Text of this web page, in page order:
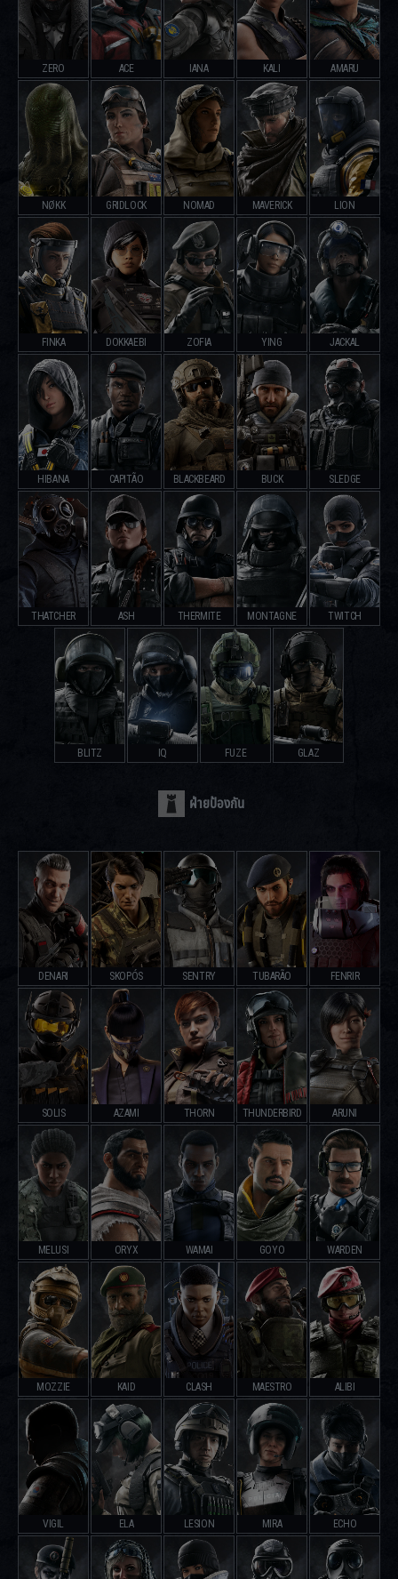
ZERO ACE IANA KALI AMARU
NØKK GRIDLOCK NOMAD MAVERICK LION
FINKA DOKKAEBI ZOFIA YING JACKAL
HIBANA CAPITÃO BLACKBEARD BUCK SLEDGE
THATCHER ASH THERMITE MONTAGNE TWITCH
BLITZ IQ FUZE GLAZ
ฝ่ายป้องกัน
DENARI SKOPÓS SENTRY TUBARÃO FENRIR
SOLIS AZAMI THORN THUNDERBIRD ARUNI
MELUSI ORYX WAMAI GOYO WARDEN
MOZZIE KAID CLASH MAESTRO ALIBI
VIGIL ELA LESION MIRA ECHO